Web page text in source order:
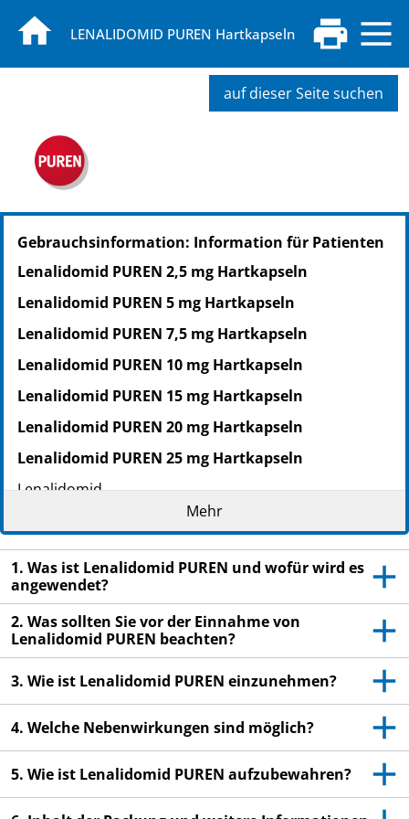
LENALIDOMID PUREN Hartkapseln
auf dieser Seite suchen
PZN: 16943258
PPN: 111694325826
NTIN: 04150169432580
PPN: 111694326489
NTIN: 04150169432641
Gebrauchsinformation: Information für Patienten
Lenalidomid PUREN 2,5 mg Hartkapseln
Lenalidomid PUREN 5 mg Hartkapseln
Lenalidomid PUREN 7,5 mg Hartkapseln
Lenalidomid PUREN 10 mg Hartkapseln
Lenalidomid PUREN 15 mg Hartkapseln
Lenalidomid PUREN 20 mg Hartkapseln
Lenalidomid PUREN 25 mg Hartkapseln
Lenalidomid
Lesen Sie die gesamte Packungsbeilage sorgfältig
Arzneimittels beginnen, denn sie enthält wichtige
Informationen.
Heben Sie die Packungsbeilage auf. Vielleicht
möchten Sie diese später nochmals lesen.
Wenn Sie weitere Fragen haben, wenden Sie sich
an Ihren Arzt oder Apotheker.
verschrieben. Geben Sie es nicht an Dritte weiter.
Es kann anderen Menschen schaden, auch wenn
diese die gleichen Beschwerden haben wie Sie.
Wenn Sie Nebenwirkungen bemerken, wenden Sie
Mehr
1. Was ist Lenalidomid PUREN und wofür wird es
angewendet?
2. Was sollten Sie vor der Einnahme von
Lenalidomid PUREN beachten?
3. Wie ist Lenalidomid PUREN einzunehmen?
4. Welche Nebenwirkungen sind möglich?
5. Wie ist Lenalidomid PUREN aufzubewahren?